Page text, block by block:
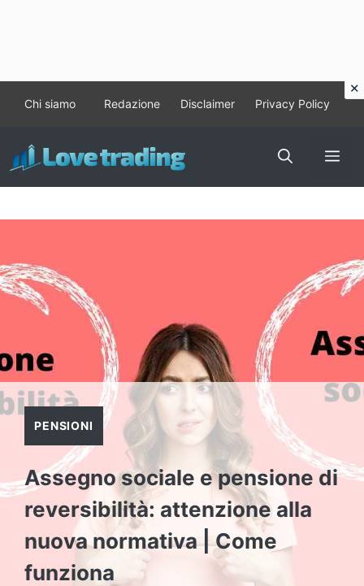
contenuto
Chi siamo Redazione Disclaimer Privacy Policy
PENSIONI
Assegno sociale e pensione di
reversibilità: attenzione alla
nuova normativa | Come
funziona